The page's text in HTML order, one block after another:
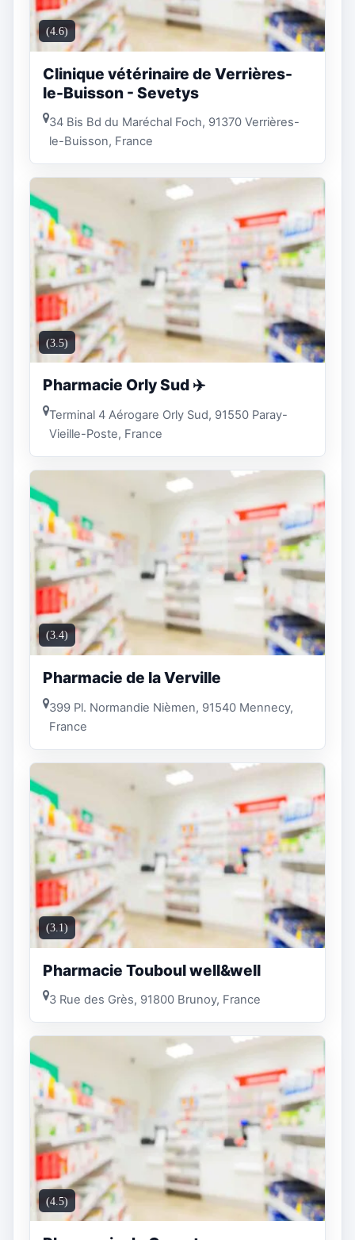
(4.6)
Clinique vétérinaire de Verrières-
le-Buisson - Sevetys
34 Bis Bd du Maréchal Foch, 91370 Verrières-
le-Buisson, France
(3.5)
Pharmacie Orly Sud ✈️
Terminal 4 Aérogare Orly Sud, 91550 Paray-
Vieille-Poste, France
(3.4)
Pharmacie de la Verville
399 Pl. Normandie Nièmen, 91540 Mennecy,
France
(3.1)
Pharmacie Touboul well&well
3 Rue des Grès, 91800 Brunoy, France
(4.5)